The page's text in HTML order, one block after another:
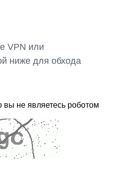
VPN или
ниже для обхода
вы не являетесь роботом